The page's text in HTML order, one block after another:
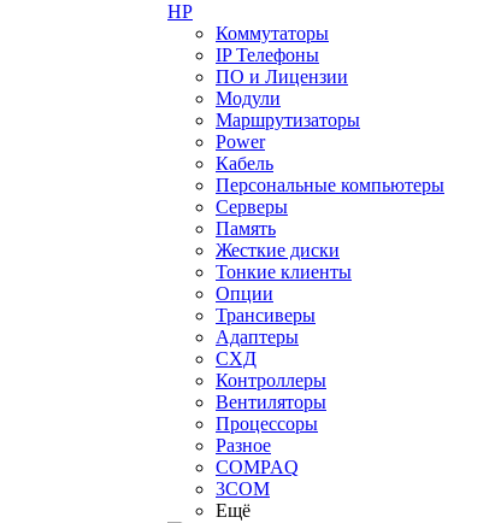
HP
Коммутаторы
IP Телефоны
ПО и Лицензии
Модули
Маршрутизаторы
Power
Кабель
Персональные компьютеры
Серверы
Память
Жесткие диски
Тонкие клиенты
Опции
Трансиверы
Адаптеры
СХД
Контроллеры
Вентиляторы
Процессоры
Разное
COMPAQ
3COM
Ещё